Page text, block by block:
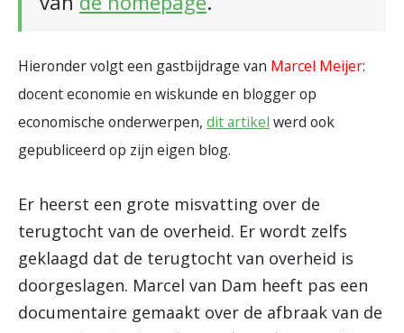
Hieronder volgt een gastbijdrage van Marcel Meijer:
docent economie en wiskunde en blogger op
economische onderwerpen, dit artikel werd ook
gepubliceerd op zijn eigen blog.
Er heerst een grote misvatting over de
terugtocht van de overheid. Er wordt zelfs
geklaagd dat de terugtocht van overheid is
doorgeslagen. Marcel van Dam heeft pas een
documentaire gemaakt over de afbraak van de